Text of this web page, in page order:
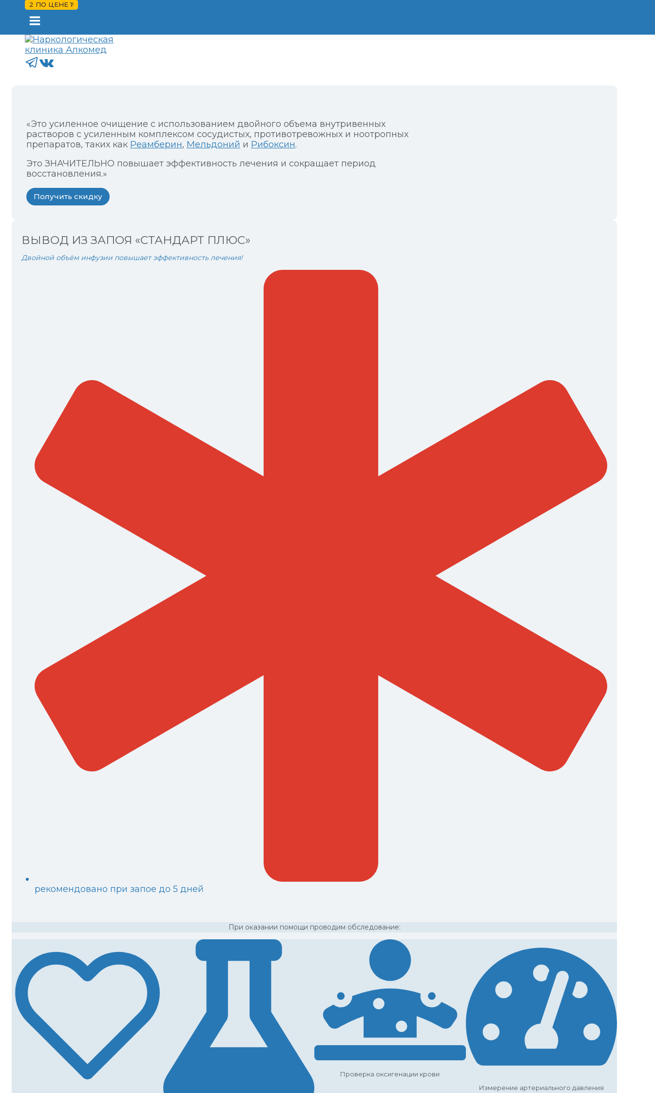
2 ПО ЦЕНЕ 1!
«Это усиленное очищение с использованием двойного объема внутривенных
растворов с усиленным комплексом сосудистых, противотревожных и ноотропных
препаратов, таких как Реамберин, Мельдоний и Рибоксин.
Это ЗНАЧИТЕЛЬНО повышает эффективность лечения и сокращает период
восстановления.»
Получить скидку
ВЫВОД ИЗ ЗАПОЯ «СТАНДАРТ ПЛЮС»
Двойной объём инфузии повышает эффективность лечения!
рекомендовано при запое до 5 дней
При оказании помощи проводим обследование:
Проверка оксигенации крови
Измерение артериального давления